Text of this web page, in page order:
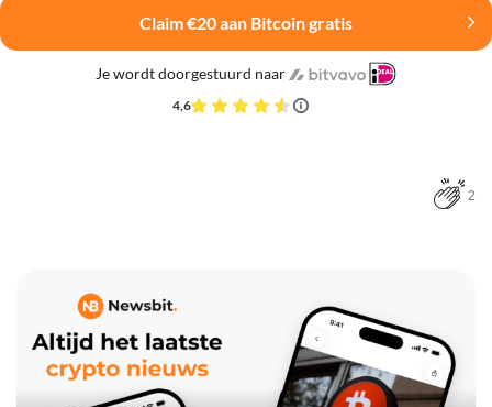
Claim €20 aan Bitcoin gratis
Je wordt doorgestuurd naar
4,6
2